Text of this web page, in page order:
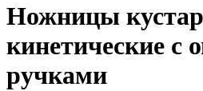
Ножницы
кинетические с
ручками